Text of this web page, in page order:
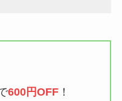
600円OFF ！